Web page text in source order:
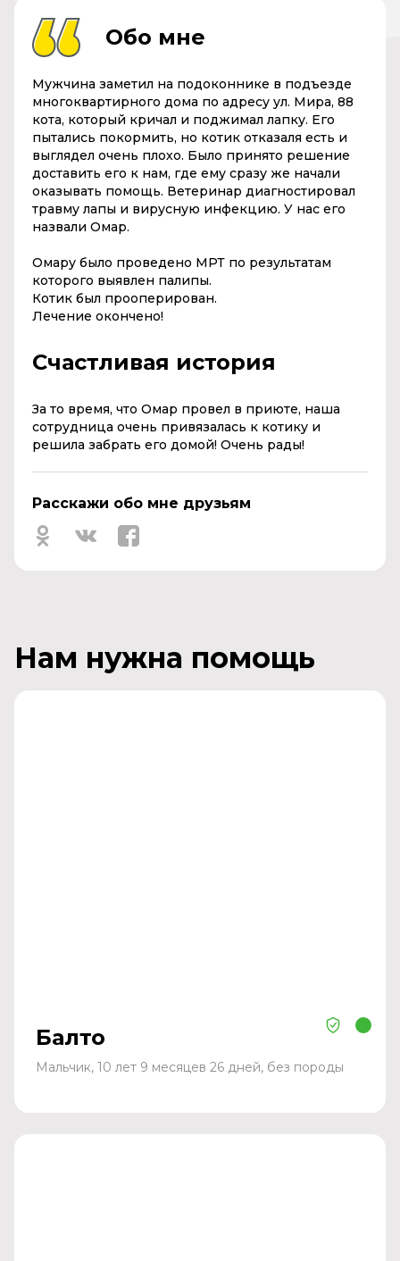
Обо мне
Мужчина заметил на подоконнике в подъезде
многоквартирного дома по адресу ул. Мира, 88
кота, который кричал и поджимал лапку. Его
пытались покормить, но котик отказаля есть и
выглядел очень плохо. Было принято решение
доставить его к нам, где ему сразу же начали
оказывать помощь. Ветеринар диагностировал
травму лапы и вирусную инфекцию. У нас его
назвали Омар.
Омару было проведено МРТ по результатам
которого выявлен палипы.
Котик был прооперирован.
Лечение окончено!
Счастливая история
За то время, что Омар провел в приюте, наша
сотрудница очень привязалась к котику и
решила забрать его домой! Очень рады!
Расскажи обо мне друзьям
Нам нужна помощь
Балто
Мальчик, 10 лет 9 месяцев 26 дней, без породы